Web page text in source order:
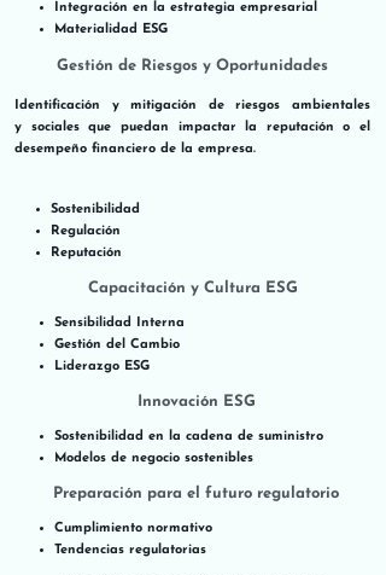
Integración en la estrategia empresarial
Materialidad ESG
Gestión de Riesgos y Oportunidades
Identificación y mitigación de riesgos ambientales
y
socialesque puedan impactar la reputación o el
desempeño financiero de la empresa.
Sostenibilidad​
Regulación
Reputación
Capacitación y Cultura ESG​​
Sensibilidad Interna​
Gestión del Cambio
Liderazgo ESG
Innovación ESG
Sostenibilidad en la cadena de suministro​
Modelos de negocio sostenibles
Preparación para el futuro regulatorio
Cumplimiento normativo​​
Tendencias regulatorias